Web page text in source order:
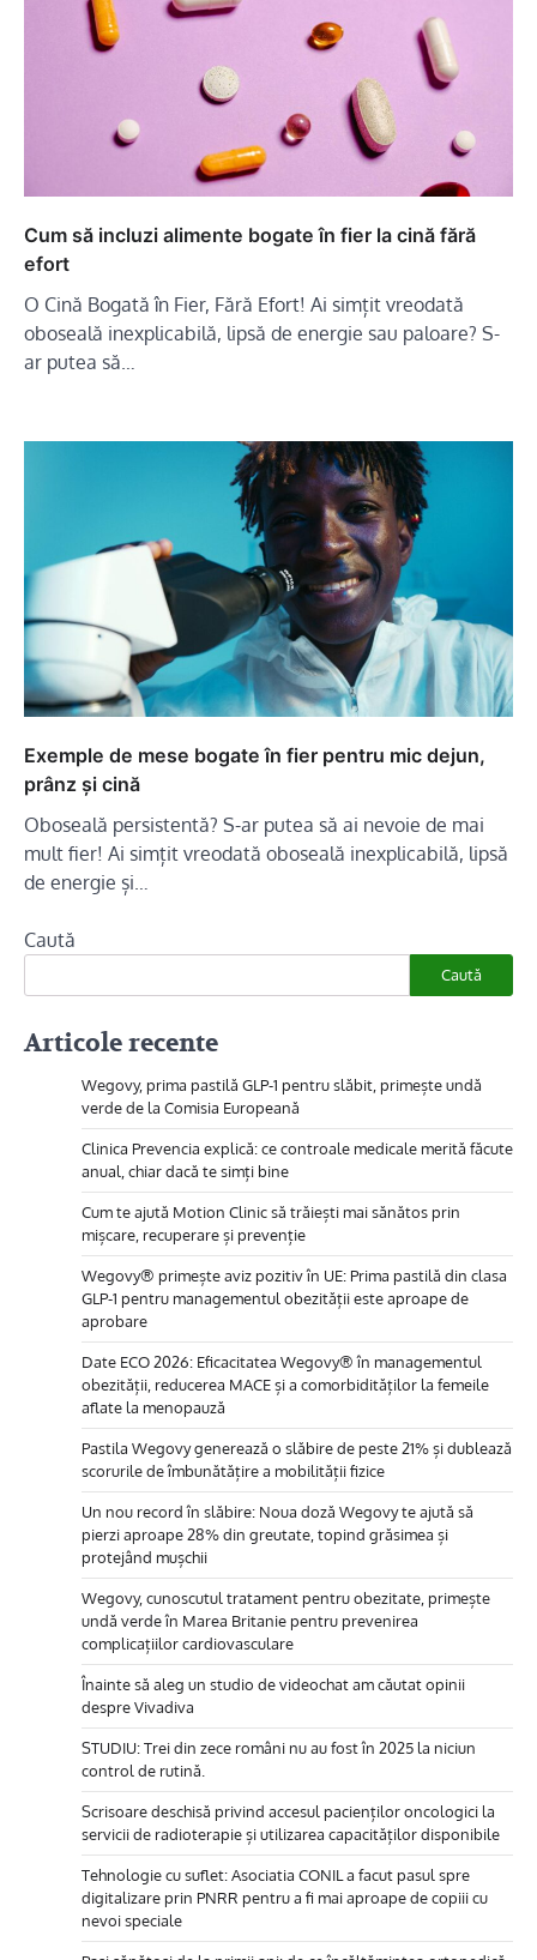
Cum să incluzi alimente bogate în fier la cină fără
efort
O Cină Bogată în Fier, Fără Efort! Ai simțit vreodată
oboseală inexplicabilă, lipsă de energie sau paloare? S-
ar putea să…
Exemple de mese bogate în fier pentru mic dejun,
prânz și cină
Oboseală persistentă? S-ar putea să ai nevoie de mai
mult fier! Ai simțit vreodată oboseală inexplicabilă, lipsă
de energie și…
Caută
Caută
Articole recente
Wegovy, prima pastilă GLP-1 pentru slăbit, primește undă
verde de la Comisia Europeană
Clinica Prevencia explică: ce controale medicale merită făcute
anual, chiar dacă te simți bine
Cum te ajută Motion Clinic să trăiești mai sănătos prin
mișcare, recuperare și prevenție
Wegovy® primește aviz pozitiv în UE: Prima pastilă din clasa
GLP-1 pentru managementul obezității este aproape de
aprobare
Date ECO 2026: Eficacitatea Wegovy® în managementul
obezității, reducerea MACE și a comorbidităților la femeile
aflate la menopauză
Pastila Wegovy generează o slăbire de peste 21% și dublează
scorurile de îmbunătățire a mobilității fizice
Un nou record în slăbire: Noua doză Wegovy te ajută să
pierzi aproape 28% din greutate, topind grăsimea și
protejând mușchii
Wegovy, cunoscutul tratament pentru obezitate, primește
undă verde în Marea Britanie pentru prevenirea
complicațiilor cardiovasculare
Înainte să aleg un studio de videochat am căutat opinii
despre Vivadiva
STUDIU: Trei din zece români nu au fost în 2025 la niciun
control de rutină.
Scrisoare deschisă privind accesul pacienților oncologici la
servicii de radioterapie și utilizarea capacităților disponibile
Tehnologie cu suflet: Asociatia CONIL a facut pasul spre
digitalizare prin PNRR pentru a fi mai aproape de copiii cu
nevoi speciale